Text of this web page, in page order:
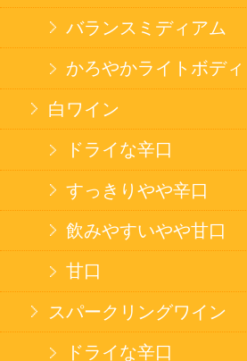
カートに入れる
Trusted Webシールをクリックして、検証
ご確認いただけます。